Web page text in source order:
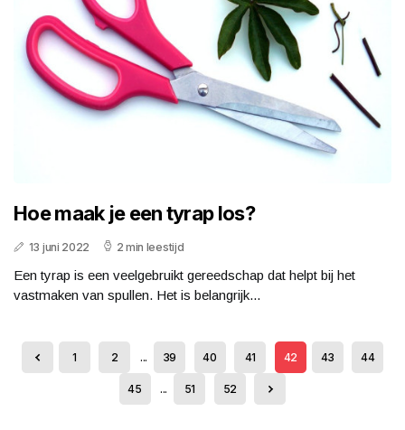
Hoe maak je een tyrap los?
13 juni 2022 2 min leestijd
Een tyrap is een veelgebruikt gereedschap dat helpt bij het
vastmaken van spullen. Het is belangrijk...
1 2 ... 39 40 41 42 43 44
45 ... 51 52